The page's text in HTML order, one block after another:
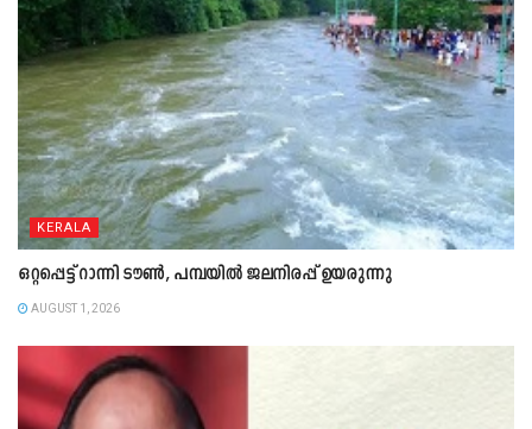
KERALA
ഒറ്റപ്പെട്ട് റാന്നി ടൗൺ, പമ്പയിൽ ജലനിരപ്പ് ഉയരുന്നു
AUGUST 1, 2026